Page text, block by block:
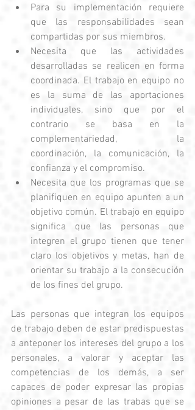
Para su implementación requiere
que las responsabilidades sean
compartidas por sus miembros.
Necesita que las actividades
desarrolladas se realicen en forma
coordinada. El trabajo en equipo no
es la suma de las aportaciones
individuales, sino que por el
contrario se basa en la
complementariedad, la
coordinación, la comunicación, la
confianza y el compromiso.
Necesita que los programas que se
planifiquen en equipo apunten a un
objetivo común. El trabajo en equipo
significa que las personas que
integren el grupo tienen que tener
claro los objetivos y metas, han de
orientar su trabajo a la consecución
de los fines del grupo.
Las personas que integran los equipos
de trabajo deben de estar predispuestas
a anteponer los intereses del grupo a los
personales, a valorar y aceptar las
competencias de los demás, a ser
capaces de poder expresar las propias
opiniones a pesar de las trabas que se